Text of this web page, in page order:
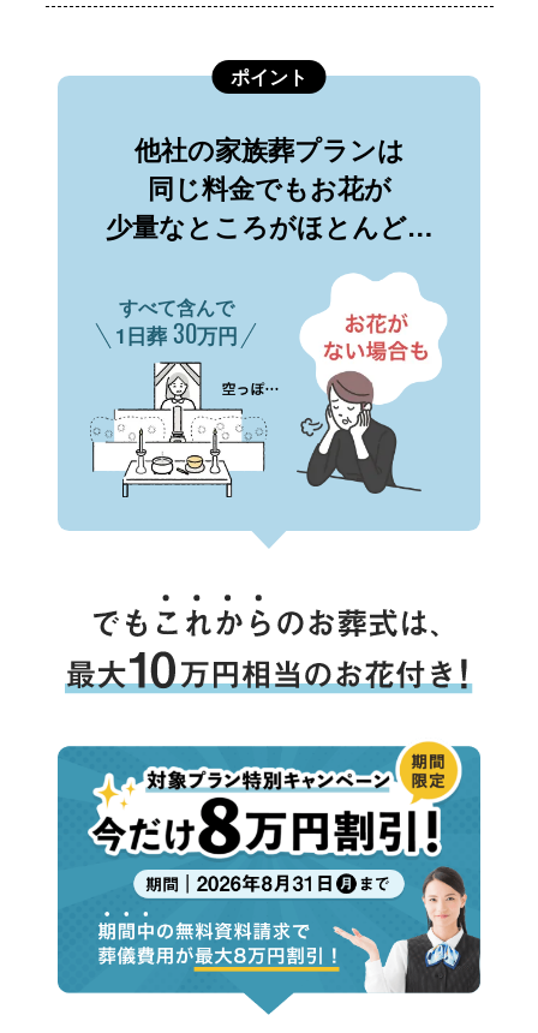
ポイント
他社の家族葬プランは
同じ料金でもお花が
少量なところがほとんど…
すべて含んで
1日葬 30万円